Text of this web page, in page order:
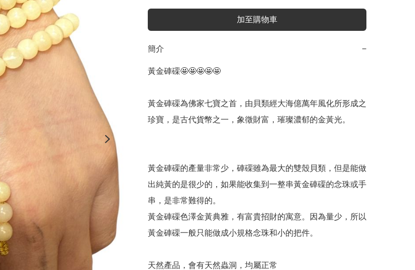
加至購物車
簡介 −
黃金硨磲🤩🤩🤩🤩🤩
黃金硨磲為佛家七寶之首，由貝類經大海億萬年風化所形成之
珍寶，是古代貨幣之一，象徵財富，璀璨濃郁的金黃光。
黃金硨磲的產量非常少，硨磲雖為最大的雙殼貝類，但是能做
出純黃的是很少的，如果能收集到一整串黃金硨磲的念珠或手
串，是非常難得的。
黃金硨磲色澤金黃典雅，有富貴招財的寓意。因為量少，所以
黃金硨磲一般只能做成小規格念珠和小的把件。
天然產品，會有天然蟲洞，均屬正常